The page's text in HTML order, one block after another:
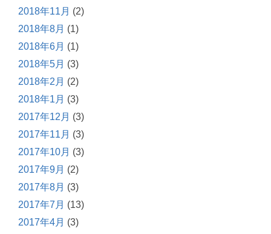
2018年11月 (2)
2018年8月 (1)
2018年6月 (1)
2018年5月 (3)
2018年2月 (2)
2018年1月 (3)
2017年12月 (3)
2017年11月 (3)
2017年10月 (3)
2017年9月 (2)
2017年8月 (3)
2017年7月 (13)
2017年4月 (3)